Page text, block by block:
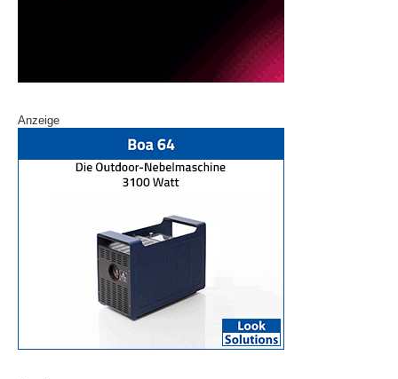
Anzeige